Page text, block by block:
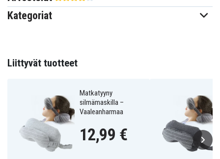
Tuotenro HC6632B
Kategoriat
Liittyvät tuotteet
Matkatyyny
silmämaskilla –
Vaaleanharmaa
12,99 €